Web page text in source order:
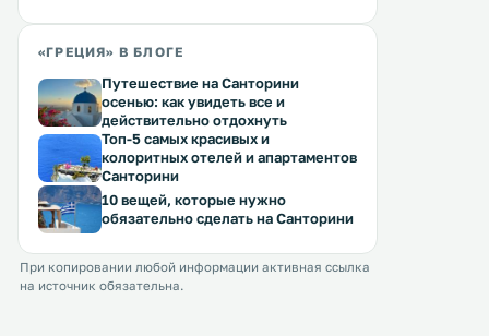
«ГРЕЦИЯ» В БЛОГЕ
Путешествие на Санторини
осенью: как увидеть все и
действительно отдохнуть
Топ-5 самых красивых и
колоритных отелей и апартаментов
Санторини
10 вещей, которые нужно
обязательно сделать на Санторини
При копировании любой информации активная ссылка
на источник обязательна.